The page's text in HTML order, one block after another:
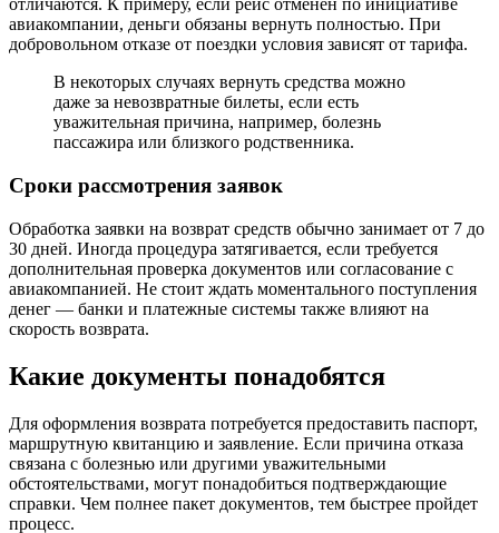
отличаются. К примеру, если рейс отменен по инициативе
авиакомпании, деньги обязаны вернуть полностью. При
добровольном отказе от поездки условия зависят от тарифа.
В некоторых случаях вернуть средства можно
даже за невозвратные билеты, если есть
уважительная причина, например, болезнь
пассажира или близкого родственника.
Сроки рассмотрения заявок
Обработка заявки на возврат средств обычно занимает от 7 до
30 дней. Иногда процедура затягивается, если требуется
дополнительная проверка документов или согласование с
авиакомпанией. Не стоит ждать моментального поступления
денег — банки и платежные системы также влияют на
скорость возврата.
Какие документы понадобятся
Для оформления возврата потребуется предоставить паспорт,
маршрутную квитанцию и заявление. Если причина отказа
связана с болезнью или другими уважительными
обстоятельствами, могут понадобиться подтверждающие
справки. Чем полнее пакет документов, тем быстрее пройдет
процесс.